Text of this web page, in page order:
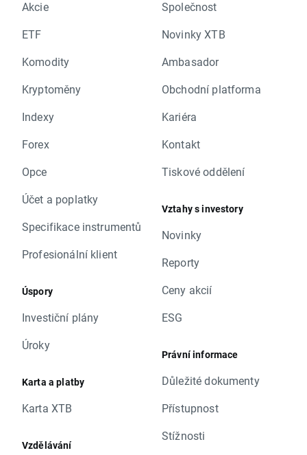
Akcie
ETF
Komodity
Kryptoměny
Indexy
Forex
Opce
Účet a poplatky
Specifikace instrumentů
Profesionální klient
Úspory
Investiční plány
Úroky
Karta a platby
Karta XTB
Vzdělávání
Společnost
Novinky XTB
Ambasador
Obchodní platforma
Kariéra
Kontakt
Tiskové oddělení
Vztahy s investory
Novinky
Reporty
Ceny akcií
ESG
Právní informace
Důležité dokumenty
Přístupnost
Stížnosti